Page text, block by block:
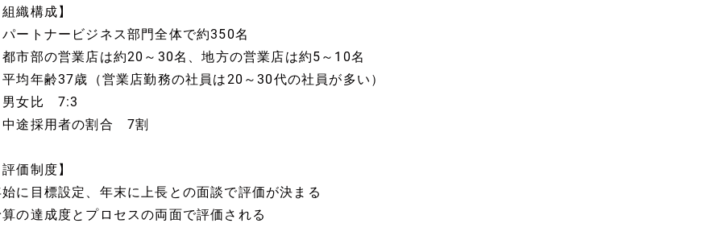
織構成】
ートナービジネス部門全体で約350名
市部の営業店は約20～30名、地方の営業店は約5～10名
均年齢37歳（営業店勤務の社員は20～30代の社員が多い）
男女比 7:3
中途採用者の割合 7割
価制度】
に目標設定、年末に上長との面談で評価が決まる
の達成度とプロセスの両面で評価される